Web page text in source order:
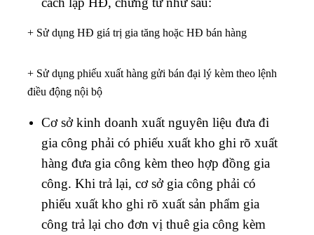
+ Sử dụng HĐ giá trị gia tăng hoặc HĐ bán hàng
+ Sử dụng phiếu xuất hàng gửi bán đại lý kèm theo lệnh
điều động nội bộ
Cơ sở kinh doanh xuất nguyên liệu đưa đi
gia công phải có phiếu xuất kho ghi rõ xuất
hàng đưa gia công kèm theo hợp đồng gia
công. Khi trả lại, cơ sở gia công phải có
phiếu xuất kho ghi rõ xuất sản phẩm gia
công trả lại cho đơn vị thuê gia công kèm